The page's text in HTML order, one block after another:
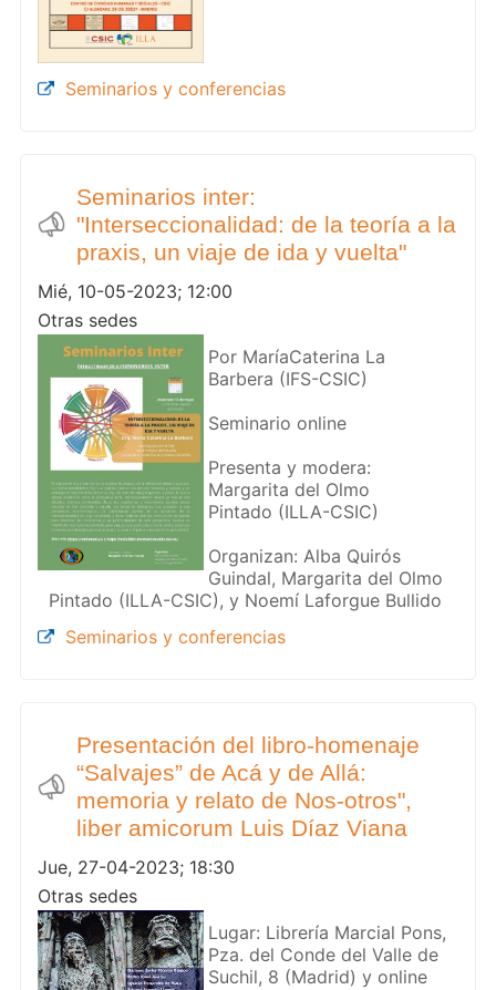
Seminarios y conferencias
Seminarios inter:
"Interseccionalidad: de la teoría a la
praxis, un viaje de ida y vuelta"
Mié, 10-05-2023; 12:00
Otras sedes
Por MaríaCaterina La
Barbera (IFS-CSIC)
Seminario online
Presenta y modera:
Margarita del Olmo
Pintado (ILLA-CSIC)
Organizan: Alba Quirós
Guindal, Margarita del Olmo
Pintado (ILLA-CSIC), y Noemí Laforgue Bullido
Seminarios y conferencias
Presentación del libro-homenaje
“Salvajes” de Acá y de Allá:
memoria y relato de Nos-otros",
liber amicorum Luis Díaz Viana
Jue, 27-04-2023; 18:30
Otras sedes
Lugar: Librería Marcial Pons,
Pza. del Conde del Valle de
Suchil, 8 (Madrid) y online